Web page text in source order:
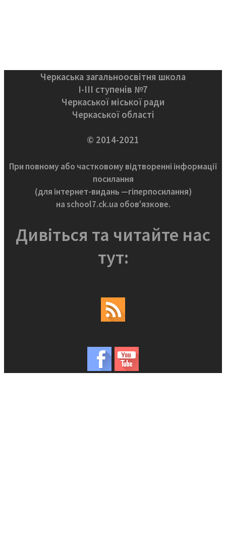
Черкаська загальноосвітня школа
І-ІІІ ступенів №7
Черкаської міської ради
Черкаської області
© 2014-2021
При повному або частковому відтворенні інформації
посилання
(для інтернет-видань —гіперпосилання)
на school7.ck.ua обов'язкове.
Дивіться та читайте нас
тут: